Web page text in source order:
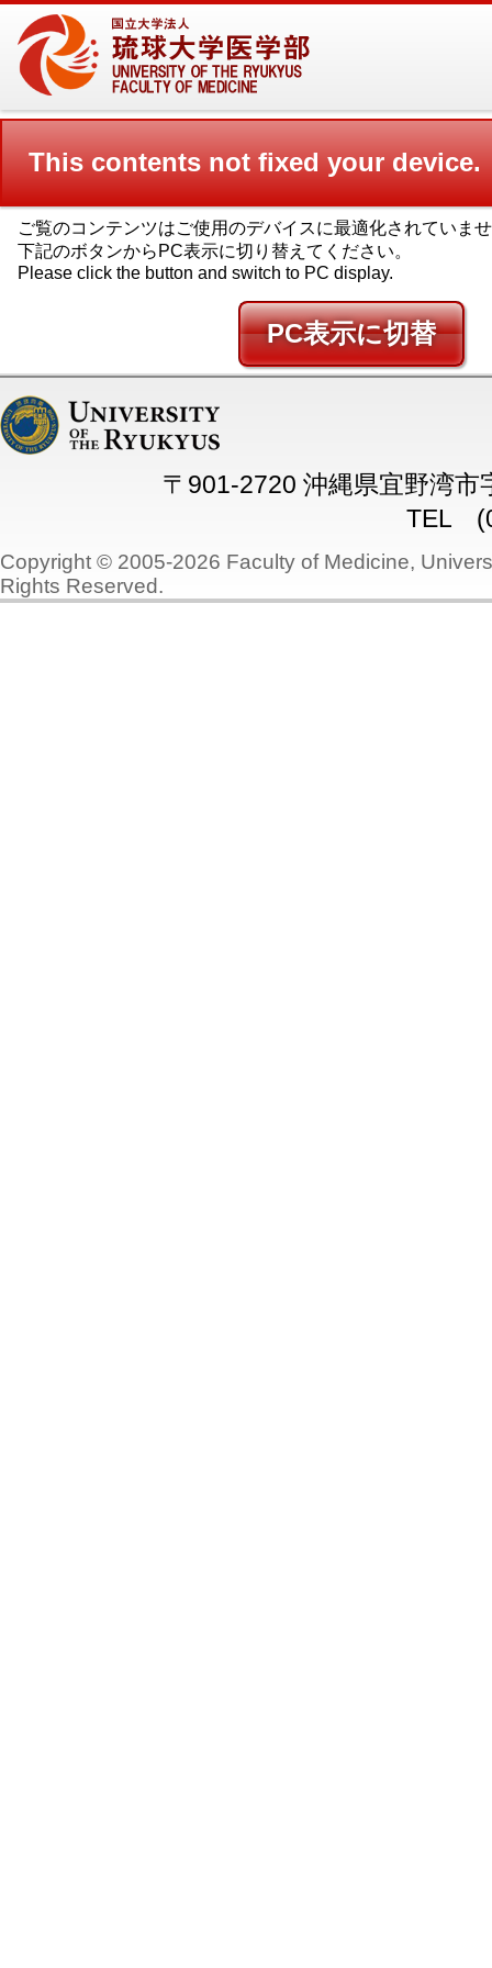
This contents not fixed your device.
ご覧のコンテンツはご使用のデバイスに最適化されていま
下記のボタンからPC表示に切り替えてください。
Please click the button and switch to PC display.
PC
〒901-2720 沖縄県宜野湾市
TEL
Copyright © 2005-2026 Faculty of Medicine,
Rights Reserved.